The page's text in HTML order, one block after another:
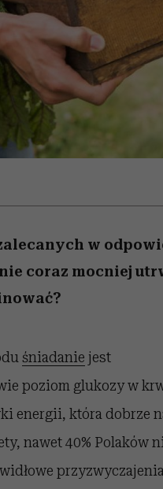
najbardziej pożądane
ubrania i marki sezonu
w
coraz mocniej
śniadanie jest
poziom glukozy w
energii, która dobrze
nawet 40% Polaków